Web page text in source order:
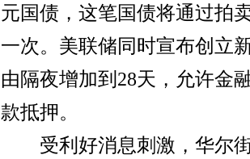
元国债，这笔国债将通过拍
一次。美联储同时宣布创立
由隔夜增加到28天，允许金
款抵押。
受利好消息刺激，华尔街